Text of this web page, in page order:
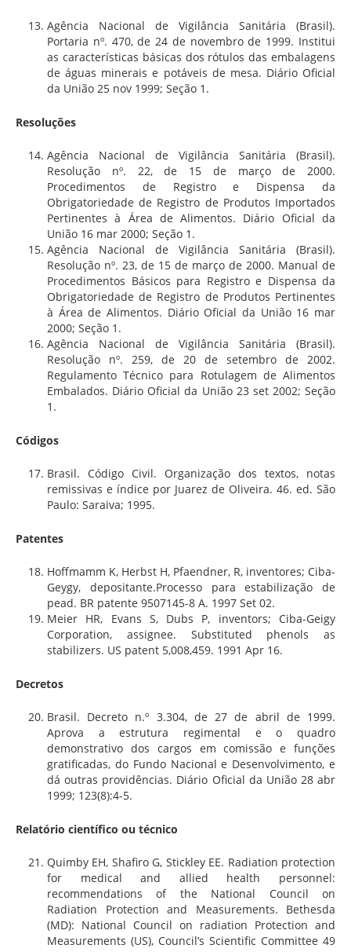
Agência Nacional de Vigilância Sanitária (Brasil).
Portaria nº. 470, de 24 de novembro de 1999. Institui
as características básicas dos rótulos das embalagens
de águas minerais e potáveis de mesa. Diário Oficial
da União 25 nov 1999; Seção 1.
Resoluções
Agência Nacional de Vigilância Sanitária (Brasil).
Resolução nº. 22, de 15 de março de 2000.
Procedimentos de Registro e Dispensa da
Obrigatoriedade de Registro de Produtos Importados
Pertinentes à Área de Alimentos. Diário Oficial da
União 16 mar 2000; Seção 1.
Agência Nacional de Vigilância Sanitária (Brasil).
Resolução nº. 23, de 15 de março de 2000. Manual de
Procedimentos Básicos para Registro e Dispensa da
Obrigatoriedade de Registro de Produtos Pertinentes
à Área de Alimentos. Diário Oficial da União 16 mar
2000; Seção 1.
Agência Nacional de Vigilância Sanitária (Brasil).
Resolução nº. 259, de 20 de setembro de 2002.
Regulamento Técnico para Rotulagem de Alimentos
Embalados. Diário Oficial da União 23 set 2002; Seção
1.
Códigos
Brasil. Código Civil. Organização dos textos, notas
remissivas e índice por Juarez de Oliveira. 46. ed. São
Paulo: Saraiva; 1995.
Patentes
Hoffmamm K, Herbst H, Pfaendner, R, inventores; Ciba-
Geygy, depositante.Processo para estabilização de
pead. BR patente 9507145-8 A. 1997 Set 02.
Meier HR, Evans S, Dubs P, inventors; Ciba-Geigy
Corporation, assignee. Substituted phenols as
stabilizers. US patent 5,008,459. 1991 Apr 16.
Decretos
Brasil. Decreto n.º 3.304, de 27 de abril de 1999.
Aprova a estrutura regimental e o quadro
demonstrativo dos cargos em comissão e funções
gratificadas, do Fundo Nacional e Desenvolvimento, e
dá outras providências. Diário Oficial da União 28 abr
1999; 123(8):4-5.
Relatório científico ou técnico
Quimby EH, Shafiro G, Stickley EE. Radiation protection
for medical and allied health personnel:
recommendations of the National Council on
Radiation Protection and Measurements. Bethesda
(MD): National Council on radiation Protection and
Measurements (US), Council’s Scientific Committee 49